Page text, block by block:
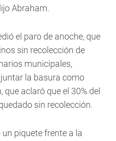
Abraham.
el paro de anoche, que
sin recolección de
municipales,
la basura como
que aclaró que el 30% del
sin recolección.
piquete frente a la